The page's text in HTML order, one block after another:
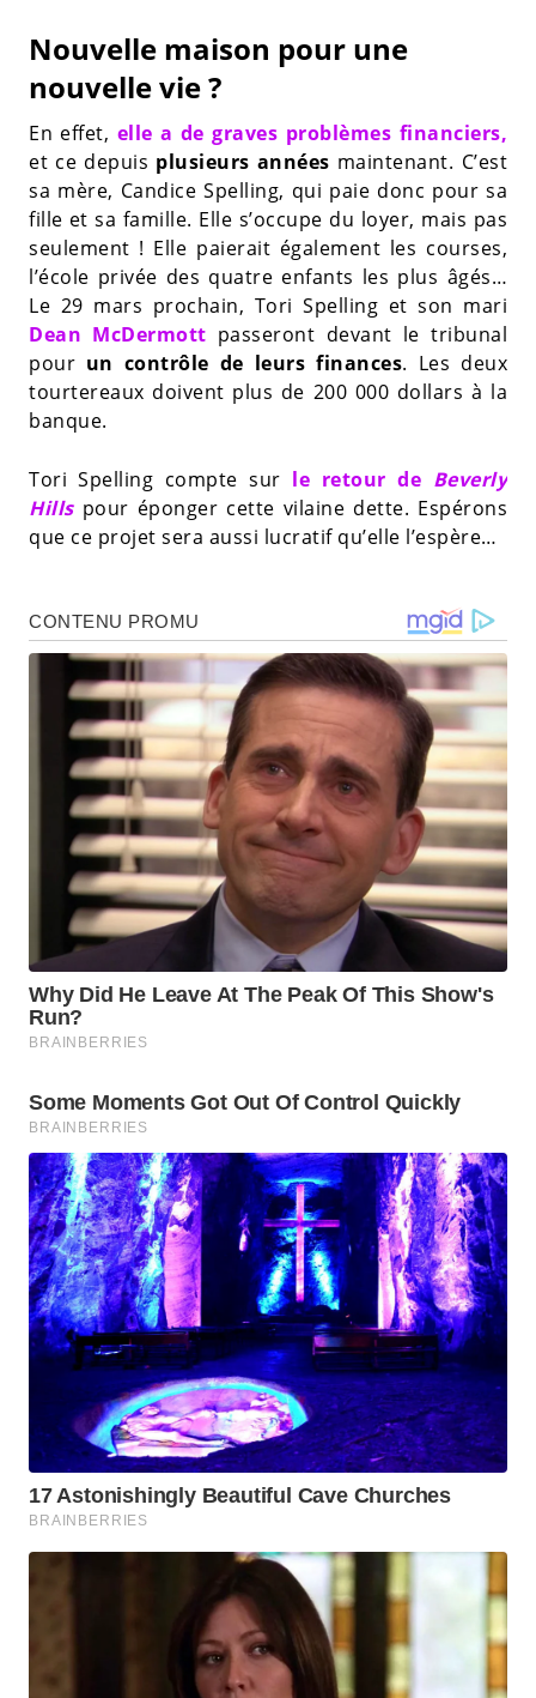
Nouvelle maison pour une
nouvelle vie ?
En effet, elle a de graves problèmes financiers,
et ce depuis plusieurs années maintenant. C’est
sa mère, Candice Spelling, qui paie donc pour sa
fille et sa famille. Elle s’occupe du loyer, mais pas
seulement ! Elle paierait également les courses,
l’école privée des quatre enfants les plus âgés…
Le 29 mars prochain, Tori Spelling et son mari
Dean McDermott passeront devant le tribunal
pour un contrôle de leurs finances. Les deux
tourtereaux doivent plus de 200 000 dollars à la
banque.
Tori Spelling compte sur le retour de Beverly
Hillspour éponger cette vilaine dette. Espérons
que ce projet sera aussi lucratif qu’elle l’espère…